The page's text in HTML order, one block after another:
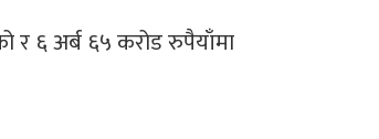
र ६ अर्ब ६५ करोड रुपैयाँमा